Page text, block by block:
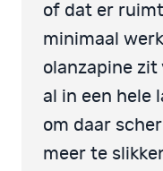
of dat er
minimaal
olanzapine zit
al in een hele
om daar
meer te